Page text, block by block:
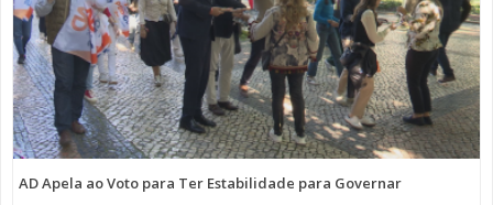
AD Apela ao Voto para Ter Estabilidade para Governar